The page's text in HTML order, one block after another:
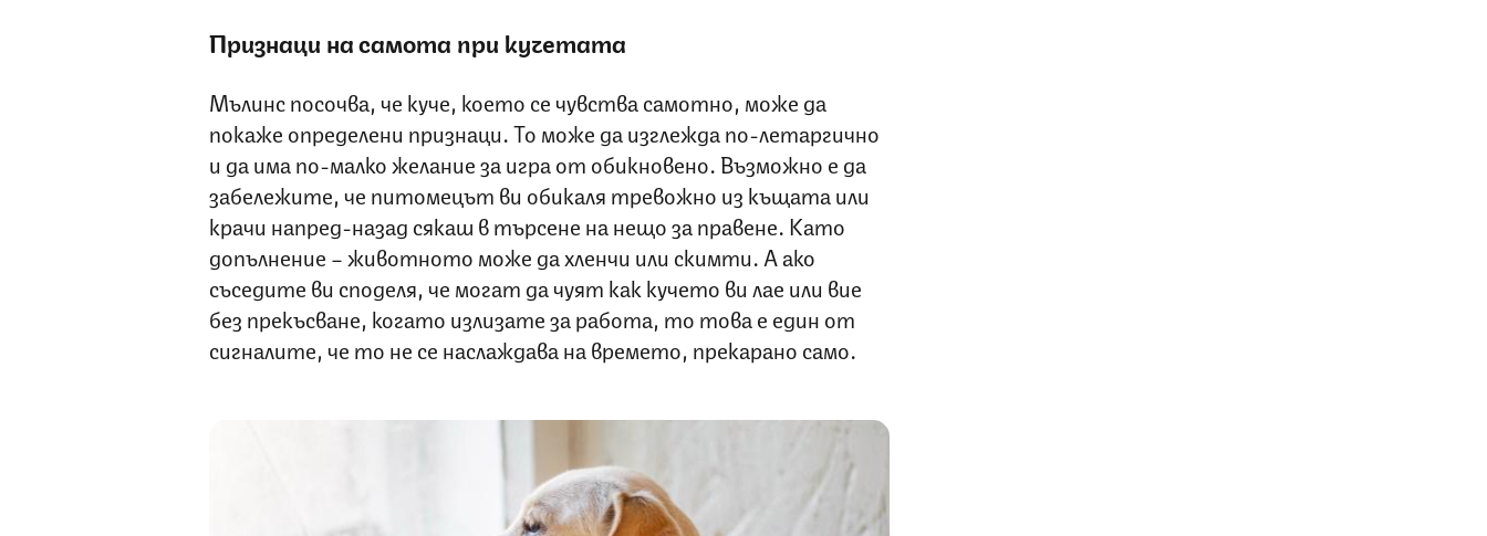
Признаци на самота при кучетата
Мълинс посочва, че куче, което се чувства самотно, може да
покаже определени признаци. То може да изглежда по-летаргично
и да има по-малко желание за игра от обикновено. Възможно е да
забележите, че питомецът ви обикаля тревожно из къщата или
крачи напред-назад сякаш в търсене на нещо за правене. Като
допълнение – животното може да хленчи или скимти. А ако
съседите ви споделя, че могат да чуят как кучето ви лае или вие
без прекъсване, когато излизате за работа, то това е един от
сигналите, че то не се наслаждава на времето, прекарано само.